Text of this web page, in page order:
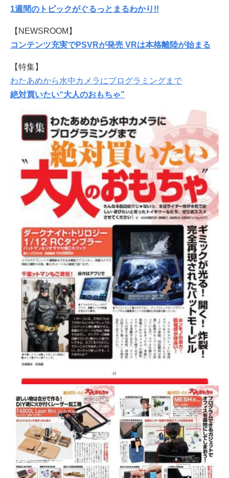
1週間のトピックがぐるっとまるわかり!!
【NEWSROOM】
コンテンツ充実でPSVRが発売 VRは本格離陸が始まる
【特集】
わたあめから水中カメラにプログラミングまで
絶対買いたい“大人のおもちゃ”